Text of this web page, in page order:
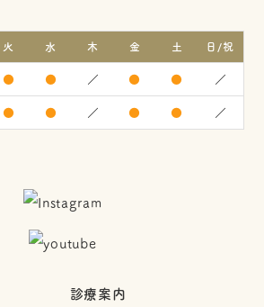
火 水 木 金 土 日/祝
● ● ／ ● ● ／
● ● ／ ● ● ／
診療案内